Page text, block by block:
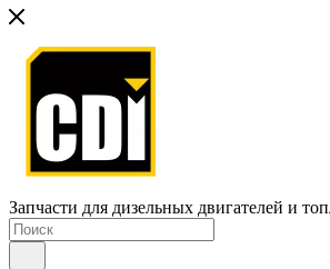
Запчасти для дизельных двигателей и